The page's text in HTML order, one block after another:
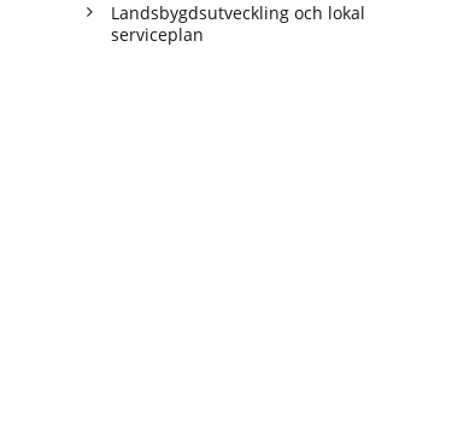
Landsbygdsutveckling och lokal
serviceplan